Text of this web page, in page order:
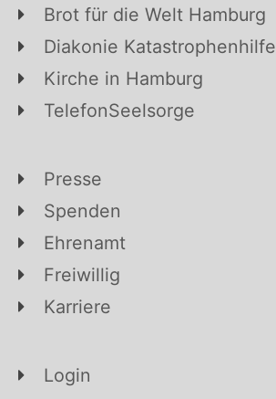
Brot für die Welt Hamburg
Diakonie Katastrophenhilfe
Kirche in Hamburg
TelefonSeelsorge
Presse
Spenden
Ehrenamt
Freiwillig
Karriere
Login